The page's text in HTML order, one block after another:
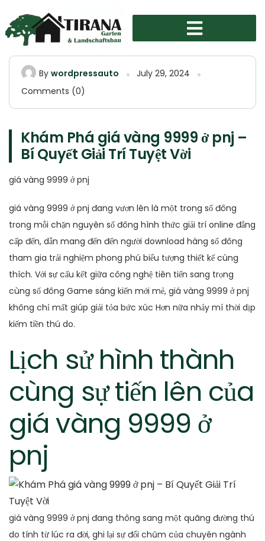
By wordpressauto
July 29, 2024
Comments (0)
Khám Phá giá vàng 9999 ở pnj –
Bí Quyết Giải Trí Tuyệt Vời
giá vàng 9999 ở pnj
giá vàng 9999 ở pnj đang vươn lên là một trong số đông
trong mỗi chặn nguyên số đông hình thức giải trí online đẳng
cấp đến, dẫn mang đến đến người download hàng số đông
tham gia trải nghiệm phong phú biểu tượng thiết kế cùng
thích. Với sự cấu kết giữa công nghệ tiên tiến sang trọng
cùng số đông Game sáng kiến mới mẻ, giá vàng 9999 ở pnj
không chỉ mất giúp giải tỏa bức xúc Hơn nữa nhảy mí thời dịp
kiếm tiền thú do.
Lịch sử hình thành
cùng sự tiến lên của
giá vàng 9999 ở
pnj
giá vàng 9999 ở pnj đang thông sang một quãng đường thú
do tính từ lúc ra đời, ghi lại sự đổi chũm của chuyên ngành